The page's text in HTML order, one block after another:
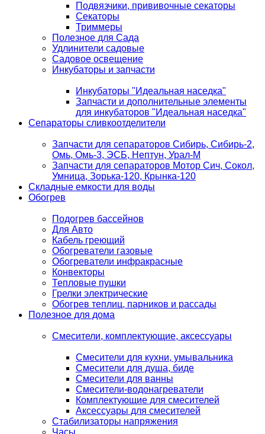
Подвязчики, прививочные секаторы
Секаторы
Триммеры
Полезное для Сада
Удлинители садовые
Садовое освещение
Инкубаторы и запчасти
Инкубаторы "Идеальная наседка"
Запчасти и дополнительные элементы
для инкубаторов "Идеальная наседка"
Сепараторы сливкоотделители
Запчасти для сепараторов Сибирь, Сибирь-2,
Омь, Омь-3, ЭСБ, Нептун, Урал-М
Запчасти для сепараторов Мотор Сич, Сокол,
Умница, Зорька-120, Крынка-120
Складные емкости для воды
Обогрев
Подогрев бассейнов
Для Авто
Кабель греющий
Обогреватели газовые
Обогреватели инфракрасные
Конвекторы
Тепловые пушки
Грелки электрические
Обогрев теплиц, парников и рассады
Полезное для дома
Смесители, комплектующие, аксессуары
Смесители для кухни, умывальника
Смесители для душа, биде
Смесители для ванны
Смесители-водонагреватели
Комплектующие для смесителей
Аксессуары для смесителей
Стабилизаторы напряжения
Часы